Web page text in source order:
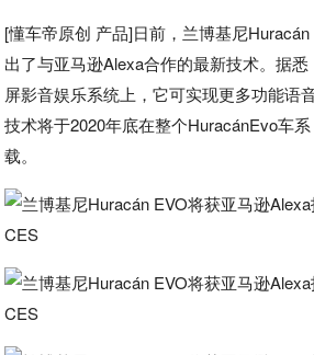
[懂车帝原创 产品]日前，兰博基尼
出了与亚马逊Alexa合作的最新技术。据
屏影音娱乐系统上，它可实现更多功能语
技术将于2020年底在整个HuracánEvo车
载。